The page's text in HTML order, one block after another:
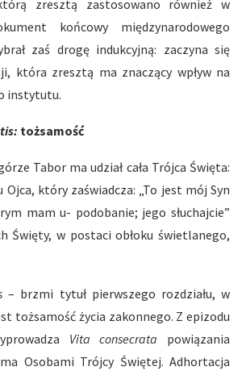
zresztą zastosowano również w
końcowy międzynarodowego
zaś drogę indukcyjną: zaczyna się
która zresztą ma znaczący wpływ na
instytutu.
tożsamość
Tabor ma udział cała Trójca Święta:
Ojca, który zaświadcza: „To jest mój Syn
mam u- podobanie; jego słuchajcie”
Święty, w postaci obłoku świetlanego,
– brzmi tytuł pierwszego rozdziału, w
tożsamość życia zakonnego. Z epizodu
Vita consecrata powiązania
Osobami Trójcy Świętej. Adhortacja